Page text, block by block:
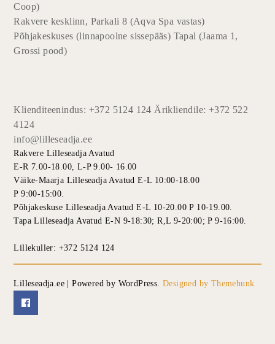
Coop)
Rakvere kesklinn, Parkali 8 (Aqva Spa vastas)
Põhjakeskuses (linnapoolne sissepääs) Tapal (Jaama 1,
Grossi pood)
Klienditeenindus: +372 5124 124 Ärikliendile: +372 522
4124
info@lilleseadja.ee
Rakvere Lilleseadja Avatud
E-R 7.00-18.00, L-P 9.00- 16.00
Väike-Maarja Lilleseadja Avatud E-L 10:00-18.00
P 9:00-15:00.
Põhjakeskuse Lilleseadja Avatud E-L 10-20.00 P 10-19.00.
Tapa Lilleseadja Avatud E-N 9-18:30; R,L 9-20:00; P 9-16:00.
Lillekuller: +372 5124 124
Lilleseadja.ee | Powered by WordPress.Designed by Themehunk